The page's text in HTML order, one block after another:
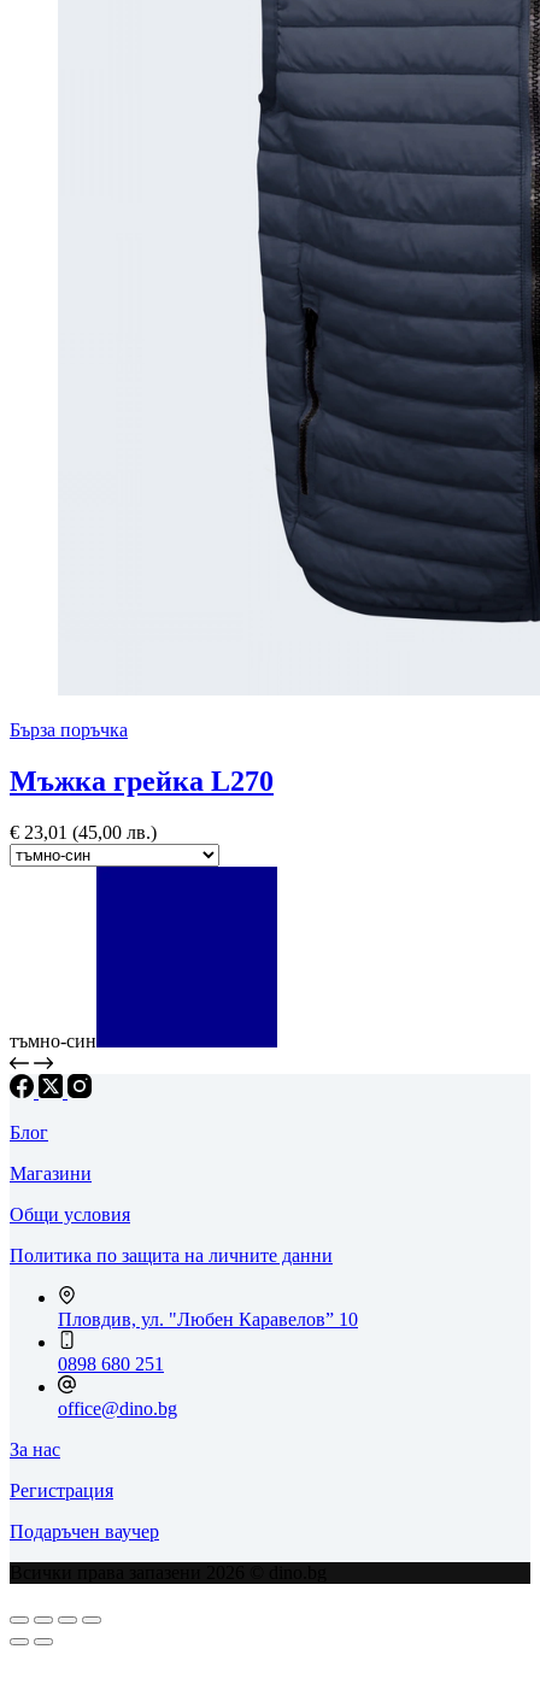
Бърза поръчка
Мъжка грейка L270
€ 23,01 (45,00 лв.)
тъмно-син
Блог
Магазини
Общи условия
Политика по защита на личните данни
Пловдив, ул. "Любен Каравелов” 10
0898 680 251
office@dino.bg
За нас
Регистрация
Подаръчен ваучер